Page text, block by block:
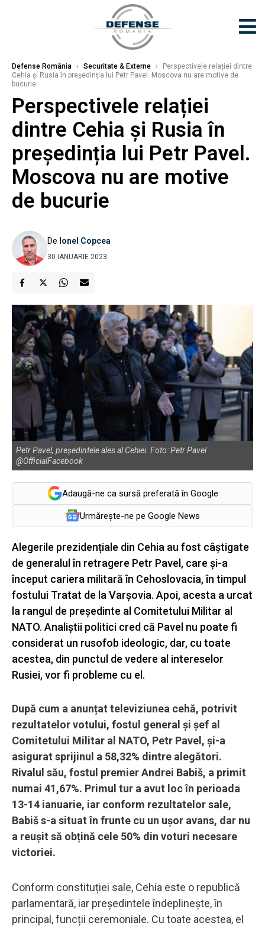
Defense România › Securitate & Externe ›
Perspectivele relației dintre
Cehia și Rusia în președinția lui Petr Pavel. Moscova nu are motive de
bucurie
Perspectivele relației
dintre Cehia și Rusia în
președinția lui Petr Pavel.
Moscova nu are motive
de bucurie
De Ionel Copcea
30 IANUARIE 2023
Petr Pavel, președintele ales al Cehiei. Foto: Petr Pavel
@OfficialFacebook
Adaugă-ne ca sursă preferată în Google
Urmărește-ne pe Google News
Alegerile prezidențiale din Cehia au fost câștigate
de generalul în retragere Petr Pavel, care și-a
început cariera militară în Cehoslovacia, în timpul
fostului Tratat de la Varșovia. Apoi, acesta a urcat
la rangul de președinte al Comitetului Militar al
NATO. Analiștii politici cred că Pavel nu poate fi
considerat un rusofob ideologic, dar, cu toate
acestea, din punctul de vedere al intereselor
Rusiei, vor fi probleme cu el.
După cum a anunțat televiziunea cehă, potrivit
rezultatelor votului, fostul general și șef al
Comitetului Militar al NATO, Petr Pavel, și-a
asigurat sprijinul a 58,32% dintre alegători.
Rivalul său, fostul premier Andrei Babiš, a primit
numai 41,67%. Primul tur a avut loc în perioada
13-14 ianuarie, iar conform rezultatelor sale,
Babiš s-a situat în frunte cu un ușor avans, dar nu
a reușit să obțină cele 50% din voturi necesare
victoriei.
Conform constituției sale, Cehia este o republică
parlamentară, iar președintele îndeplinește, în
principal, funcții ceremoniale. Cu toate acestea, el